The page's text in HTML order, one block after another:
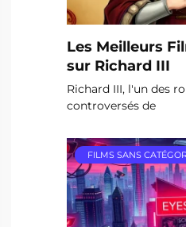
Les Meilleurs
sur Richard III
Richard III, l'un des
controversés de
FILMS SANS